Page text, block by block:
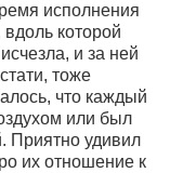
исполнения
которой
и за ней
тоже
что каждый
или был
Приятно удивил
их отношение к